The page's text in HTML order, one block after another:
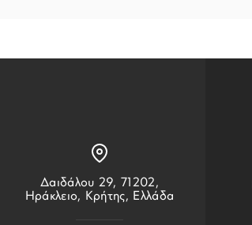
Δαιδάλου 29, 71202,
Ηράκλειο, Κρήτης, Ελλάδα